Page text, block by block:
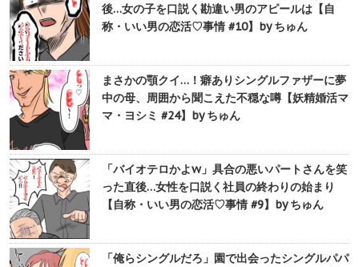
後…女の子を口説く勘違い男のアピールは【自
称・いい男の恋活♡事情 #10】by ちゅん
まさかの顎クイ…！癖ありシングルファザーに夢
中の母、周囲から聞こえた不穏な噂【妖精婚活マ
マ・ヨシミ #24】by ちゅん
「バイオテロかよw」具合の悪いパートさんを笑
った直後…女性を口説く社員の終わりの始まり
【自称・いい男の恋活♡事情 #9】by ちゅん
「俺らシングルだろ」園で出会ったシングルパパ